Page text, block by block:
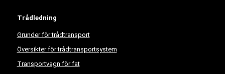
Trådledning
Grunder för trådtransport
Översikter för trådtransportsystem
Transportvagn för fat